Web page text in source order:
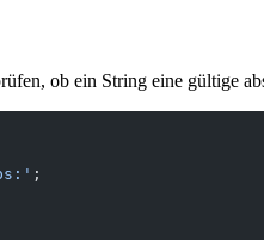
ob ein String eine gültige
;